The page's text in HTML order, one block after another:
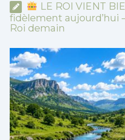
LE ROI VIENT
fidèlement aujourd’hui
Roi demain